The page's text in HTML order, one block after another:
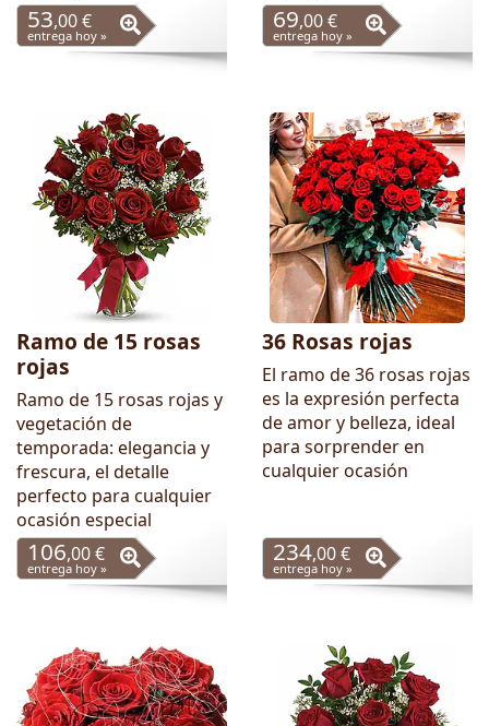
53,00 €
entrega hoy »
69,00 €
entrega hoy »
Ramo de 15 rosas
rojas
Ramo de 15 rosas rojas y
vegetación de
temporada: elegancia y
frescura, el detalle
perfecto para cualquier
ocasión especial
106,00 €
entrega hoy »
36 Rosas rojas
El ramo de 36 rosas rojas
es la expresión perfecta
de amor y belleza, ideal
para sorprender en
cualquier ocasión
234,00 €
entrega hoy »